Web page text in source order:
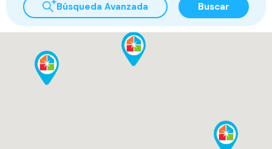
Búsqueda Avanzada Buscar